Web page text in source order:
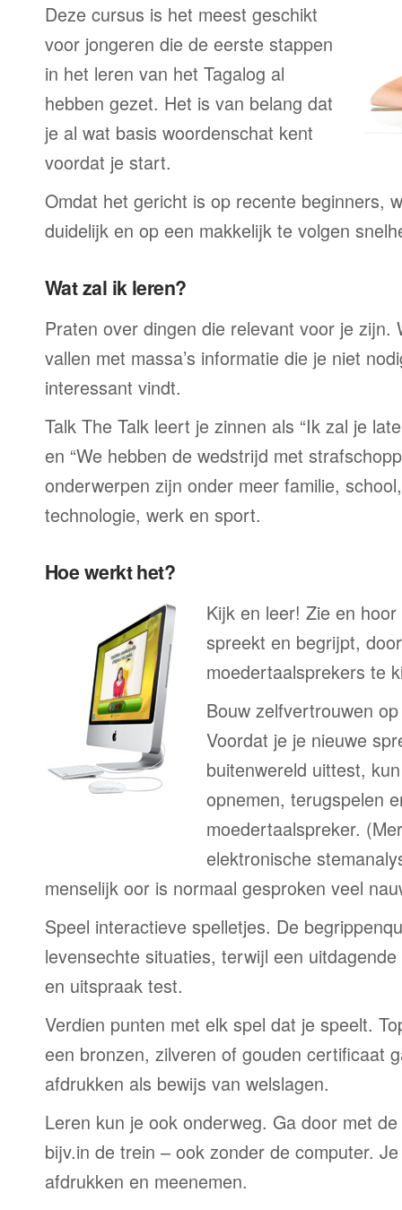
Deze cursus is het meest geschikt
voor jongeren die de eerste stappen
in het leren van het Tagalog al
hebben gezet. Het is van belang dat
je al wat basis woordenschat kent
voordat je start.
Omdat het gericht is op recente beginners,
duidelijk en op een makkelijk te volgen
Wat zal ik leren?
Praten over dingen die relevant voor je zijn.
vallen met massa’s informatie die je niet
interessant vindt.
Talk The Talk leert je zinnen als “Ik zal je
en “We hebben de wedstrijd met
onderwerpen zijn onder meer familie,
technologie, werk en sport.
Hoe werkt het?
Kijk en leer! Zie en
spreekt en begrijpt,
moedertaalsprekers te
Bouw zelfvertrouwen
Voordat je je nieuwe
buitenwereld uittest,
opnemen, terugspelen
moedertaalspreker.
elektronische
menselijk oor is normaal gesproken veel
Speel interactieve spelletjes. De
levensechte situaties, terwijl een
en uitspraak test.
Verdien punten met elk spel dat je speelt.
een bronzen, zilveren of gouden certificaat
afdrukken als bewijs van welslagen.
Leren kun je ook onderweg. Ga door met
bijv.in de trein – ook zonder de computer.
afdrukken en meenemen.